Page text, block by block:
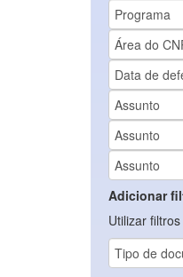
Adicionar
Utilizar